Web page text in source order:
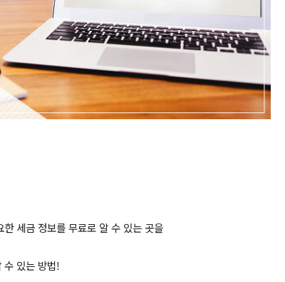
세금 정보를 무료로 알 수 있는 곳을
수 있는 방법!